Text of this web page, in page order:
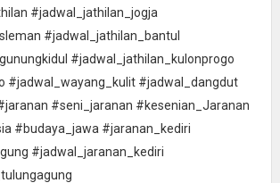
#jadwal_jathilan_jogja
#jadwal_jathilan_bantul
#jadwal_jathilan_kulonprogo
#jadwal_wayang_kulit #jadwal_dangdut
#seni_jaranan #kesenian_Jaranan
#budaya_jawa #jaranan_kediri
#jadwal_jaranan_kediri